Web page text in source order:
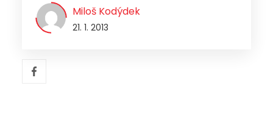
Miloš Kodýdek
21. 1. 2013